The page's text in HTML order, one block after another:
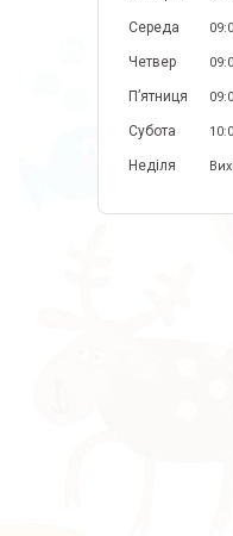
Середа
Четвер
Пʼятниця
Субота
Неділя